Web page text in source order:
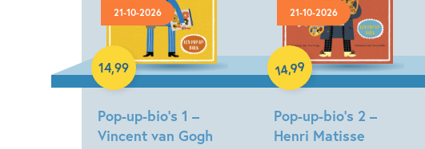
21-10-2026
Pop-up-bio’s 1 –
Vincent van Gogh
14,99
Hardcover
21-10-2026
Pop-up-bio’s 2 –
Henri Matisse
14,99
Hardcover